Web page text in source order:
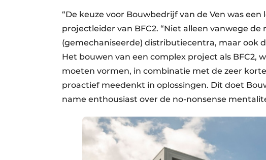
“De keuze voor Bouwbedrijf van de Ven was
projectleider van BFC2. “Niet alleen vanwege
(gemechaniseerde) distributiecentra, maar ook
Het bouwen van een complex project als BFC2,
moeten vormen, in combinatie met de zeer
proactief meedenkt in oplossingen. Dit doet
name enthousiast over de no-nonsense